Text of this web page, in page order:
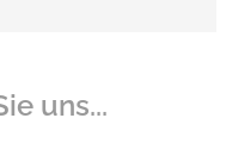
uns...